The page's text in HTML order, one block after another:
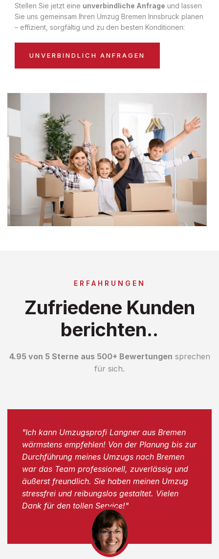
Stellen Sie jetzt eine unverbindliche Anfrage und lassen
Sie uns gemeinsam Ihren Umzug Bremen Innsbruck planen
– effizient, sorgfältig und zu den besten Konditionen:
UNVERBINDLICH ANFRAGEN
ERFAHRUNGEN
Zufriedene Kunden
berichten..
4.95 von 5 Sterne aus 500+ Bewertungen sprechen
für sich.
"Ich kann Umzugsprofi Langner aus Bremen
wärmstens empfehlen! Von der Planung bis zur
Durchführung meines Umzugs nach Bremen
war das Team professionell, zuverlässig und
äußerst freundlich. Sie haben meinen Umzug
stressfrei und reibungslos gestaltet. Vielen
Dank für den tollen Service!"